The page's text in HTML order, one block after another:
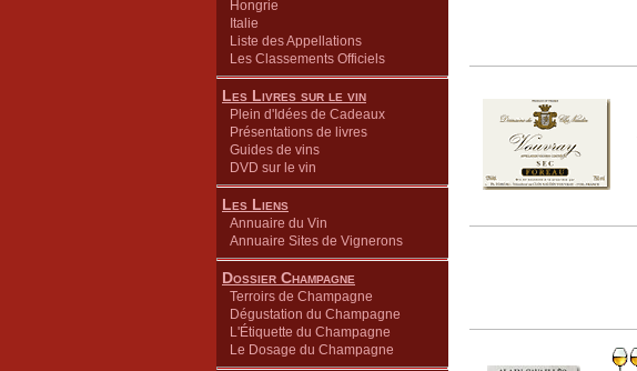
Hongrie
Italie
Liste des Appellations
Les Classements Officiels
Les Livres sur le vin
Plein d'Idées de Cadeaux
Présentations de livres
Guides de vins
DVD sur le vin
Les Liens
Annuaire du Vin
Annuaire Sites de Vignerons
Dossier Champagne
Terroirs de Champagne
Dégustation du Champagne
L'Étiquette du Champagne
Le Dosage du Champagne